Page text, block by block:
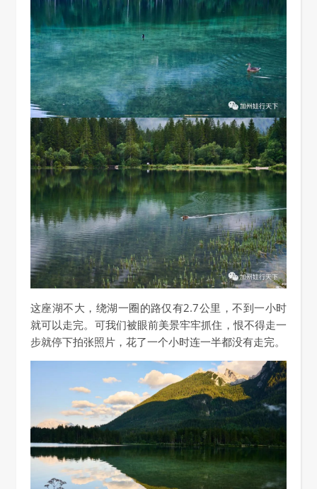
这座湖不大，绕湖一圈的路仅有2.7公里，不到一小时
就可以走完。可我们被眼前美景牢牢抓住，恨不得走一
步就停下拍张照片，花了一个小时连一半都没有走完。